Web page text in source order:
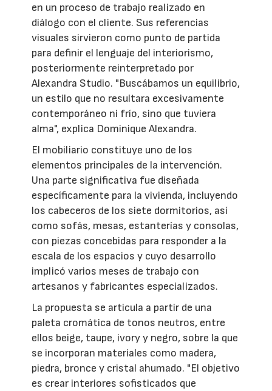
en un proceso de trabajo realizado en
diálogo con el cliente. Sus referencias
visuales sirvieron como punto de partida
para definir el lenguaje del interiorismo,
posteriormente reinterpretado por
Alexandra Studio. "Buscábamos un equilibrio,
un estilo que no resultara excesivamente
contemporáneo ni frío, sino que tuviera
alma", explica Dominique Alexandra.
El mobiliario constituye uno de los
elementos principales de la intervención.
Una parte significativa fue diseñada
específicamente para la vivienda, incluyendo
los cabeceros de los siete dormitorios, así
como sofás, mesas, estanterías y consolas,
con piezas concebidas para responder a la
escala de los espacios y cuyo desarrollo
implicó varios meses de trabajo con
artesanos y fabricantes especializados.
La propuesta se articula a partir de una
paleta cromática de tonos neutros, entre
ellos beige, taupe, ivory y negro, sobre la que
se incorporan materiales como madera,
piedra, bronce y cristal ahumado. "El objetivo
es crear interiores sofisticados que